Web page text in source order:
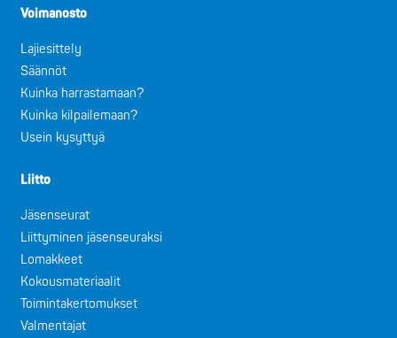
Voimanosto
Lajiesittely
Säännöt
Kuinka harrastamaan?
Kuinka kilpailemaan?
Usein kysyttyä
Liitto
Jäsenseurat
Liittyminen jäsenseuraksi
Lomakkeet
Kokousmateriaalit
Toimintakertomukset
Valmentajat